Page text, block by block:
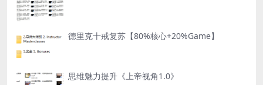
德里克十戒复苏【80%核心+20%Game】
思维魅力提升《上帝视角1.0》